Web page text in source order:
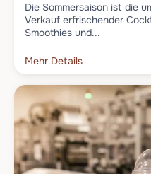
Die Sommersaison ist die
Verkauf erfrischender
Smoothies und...
Mehr Details